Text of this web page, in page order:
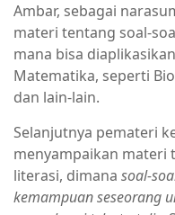
Ambar, sebagai
materi tentang soal-
mana bisa
Matematika, seperti
dan lain-lain.
Selanjutnya pemateri
menyampaikan materi
literasi, dimana soal-
kemampuan seseorang